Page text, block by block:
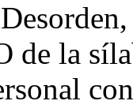
de la